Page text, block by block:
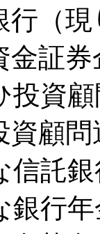
り
企
問
運
銀
金